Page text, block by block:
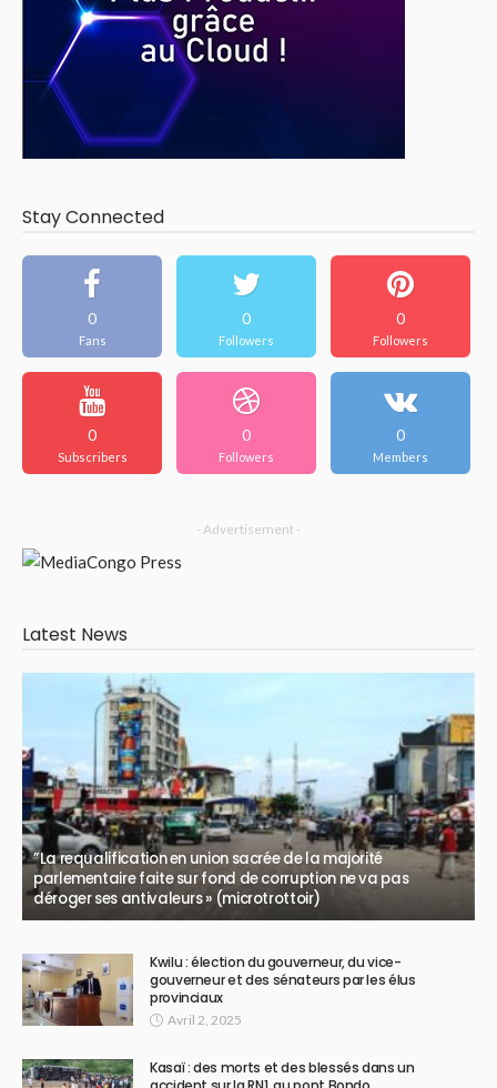
Stay Connected
0
Fans
0
Followers
0
Followers
0
Subscribers
0
Followers
0
Members
- Advertisement -
Latest News
”La requalification en union sacrée de la majorité
parlementaire faite sur fond de corruption ne va pas
déroger ses antivaleurs » (microtrottoir)
Kwilu : élection du gouverneur, du vice-
gouverneur et des sénateurs par les élus
provinciaux
Avril 2, 2025
Kasaï : des morts et des blessés dans un